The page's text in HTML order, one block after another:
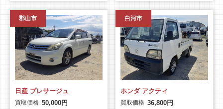
日産 プレサージュ
郡山市
買取価格 50,000円
ホンダ アクティ
白河市
買取価格 36,800円